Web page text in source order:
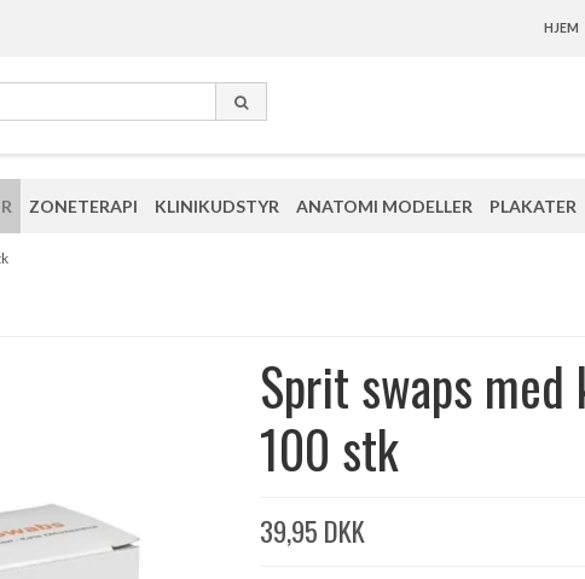
HJEM
ZONETERAPI KLINIKUDSTYR ANATOMI MODELLER PLAKATER
Sprit swaps
100 stk
39,95 DKK